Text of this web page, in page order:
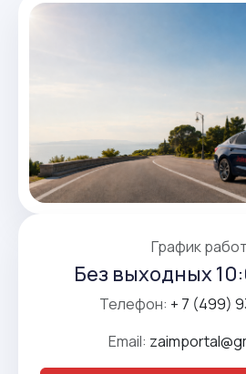
График
Без выходных
Телефон: + 7 (499)
Email: